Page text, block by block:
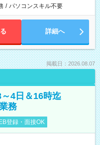
/ パソコンスキル不要
詳細へ
掲載日：2026.08.07
4日＆16時迄
務
登録・面接OK